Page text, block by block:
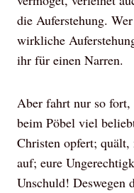
die Auferstehung.
wirkliche
ihr für einen Narren.
Aber fahrt nur so
beim Pöbel viel
Christen opfert;
auf; eure
Unschuld! Deswegen